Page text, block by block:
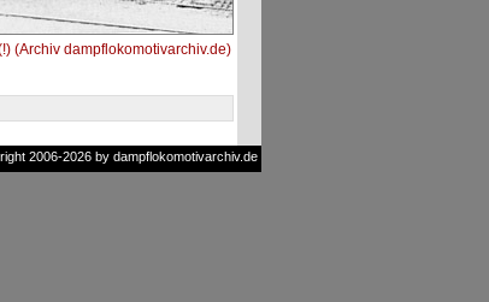
(Archiv dampflokomotivarchiv.de)
2006-2026 by dampflokomotivarchiv.de